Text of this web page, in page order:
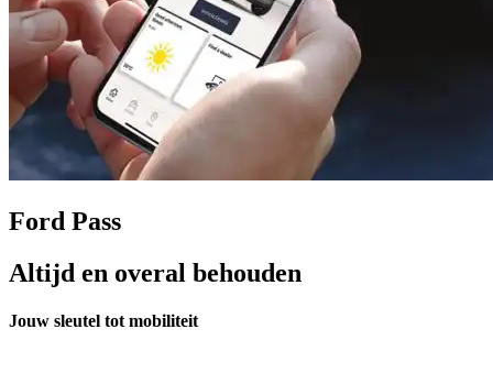
Ford Pass
Altijd en overal behouden
Jouw sleutel tot mobiliteit